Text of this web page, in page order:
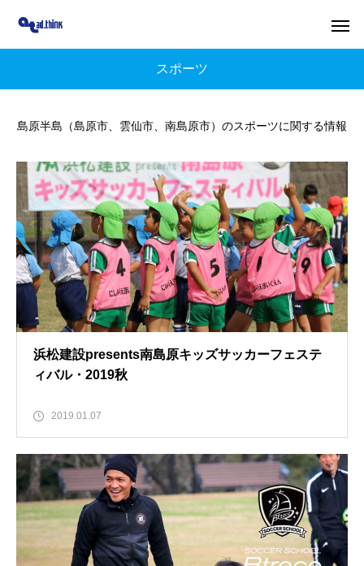
スポーツ
島原半島（島原市、雲仙市、南島原市）のスポーツに関する情報
浜松建設presents南島原キッズサッカーフェステ
ィバル・2019秋
2019.01.07